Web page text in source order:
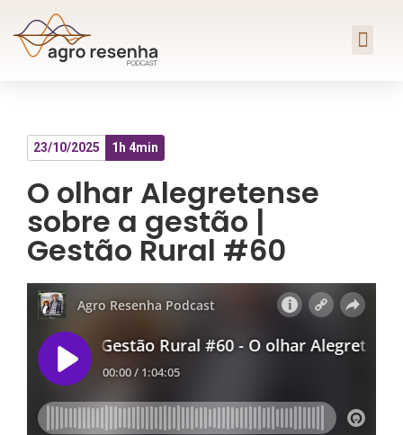
23/10/2025 1h 4min
O olhar Alegretense
sobre a gestão |
Gestão Rural #60